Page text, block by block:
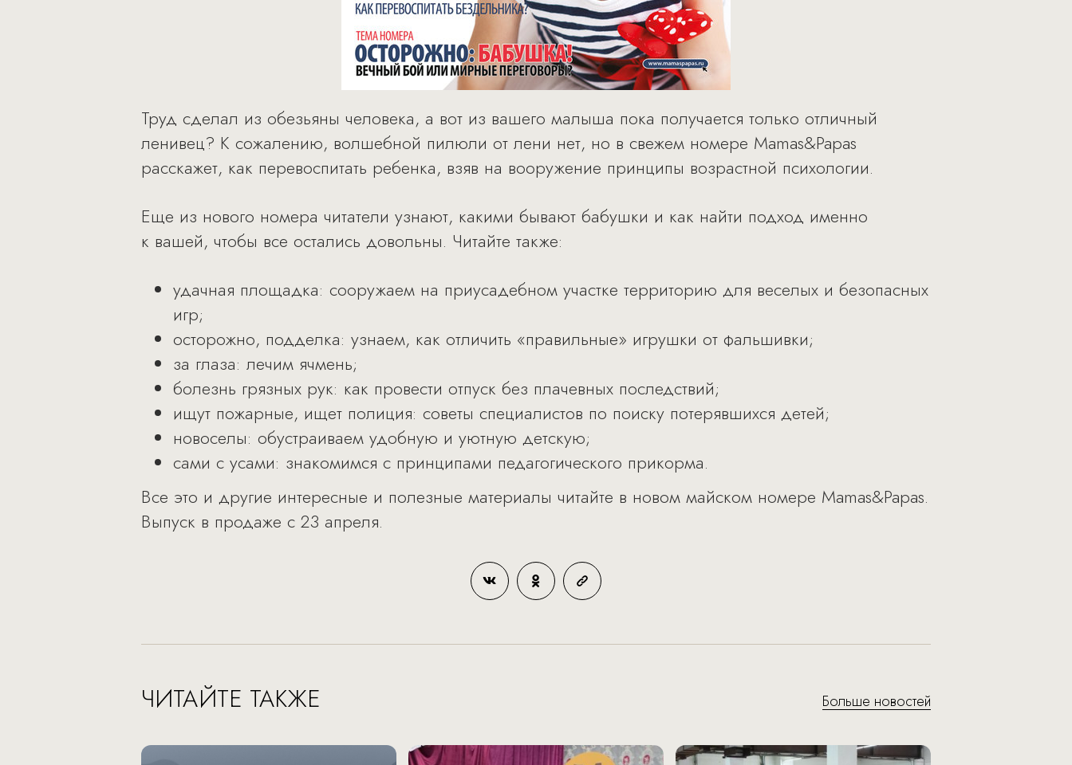
Труд сделал из обезьяны человека, а вот из вашего малыша пока получается только отличный
ленивец? К сожалению, волшебной пилюли от лени нет, но в свежем номере Mamas&Papas
расскажет, как перевоспитать ребенка, взяв на вооружение принципы возрастной психологии.
Еще из нового номера читатели узнают, какими бывают бабушки и как найти подход именно
к вашей, чтобы все остались довольны. Читайте также:
удачная площадка: сооружаем на приусадебном участке территорию для веселых и безопасных
игр;
осторожно, подделка: узнаем, как отличить «правильные» игрушки от фальшивки;
за глаза: лечим ячмень;
болезнь грязных рук: как провести отпуск без плачевных последствий;
ищут пожарные, ищет полиция: советы специалистов по поиску потерявшихся детей;
новоселы: обустраиваем удобную и уютную детскую;
сами с усами: знакомимся с принципами педагогического прикорма.
Все это и другие интересные и полезные материалы читайте в новом майском номере Mamas&Papas.
Выпуск в продаже с 23 апреля.
ЧИТАЙТЕ ТАКЖЕ Больше новостей